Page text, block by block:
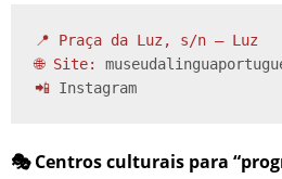
📍 Praça da Luz, s/n – Luz
🌐 Site:
📲 Instagram
🎭 Centros culturais para